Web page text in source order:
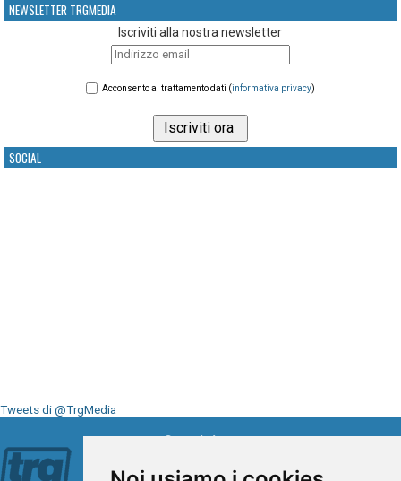
NEWSLETTER TRGMEDIA
Iscriviti alla nostra newsletter
Acconsento al trattamento dati (informativa privacy)
SOCIAL
Tweets di @TrgMedia
Seguici su